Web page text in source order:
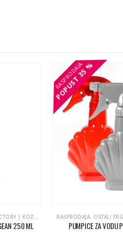
BRADE ,RASPRODAJA
ZA MUŠKARCE ,THE
250 ML
POPUST
35 %
POPUST
35 %
RASPRODAJA, OSTALI
PUMPICE ZA VODU